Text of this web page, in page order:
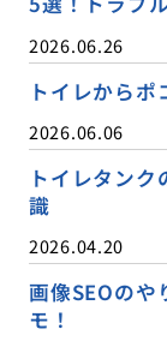
2026.06.26
トイレから
2026.06.06
トイレタン
識
2026.04.20
画像SEOのや
モ！